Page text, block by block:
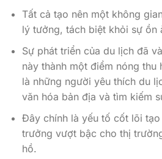
Tất cả tạo nên một không
lý tưởng, tách biệt khỏi sự ồn
Sự phát triển của du lịch đã
này thành một điểm nóng thu
là những người yêu thích du
văn hóa bản địa và tìm kiếm
Đây chính là yếu tố cốt lõi tạo
trưởng vượt bậc cho thị
hồ.